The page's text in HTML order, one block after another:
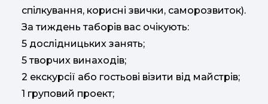
спілкування, корисні звички, саморозвиток).
За тиждень таборів вас очікують:
5 дослідницьких занять;
5 творчих винаходів;
2 екскурсії або гостьові візити від майстрів;
1 груповий проект;